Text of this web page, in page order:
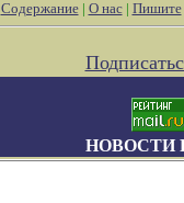
Содержание| О нас| Пишите
НОВОСТИ